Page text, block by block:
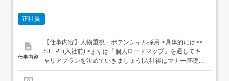
正社員
仕事内容
【仕事内容】人物重視・ポテンシャル採用 <具体的には><
STEP1(入社前) >まずは『個人ロードマップ』を通してキ
ャリアプランを決めていきましょう!入社後はマナー基礎や
コミュニケーション能力を実践的に習得。社会人経験がな